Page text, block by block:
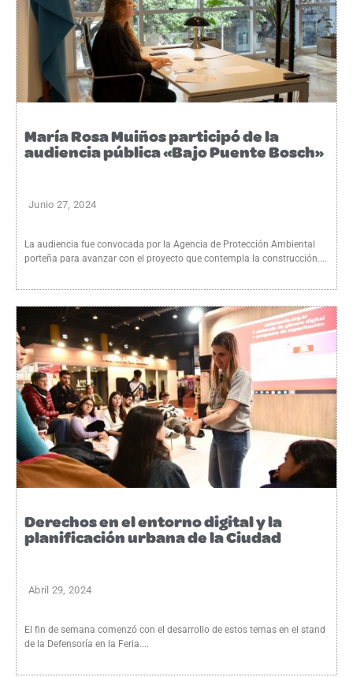
María Rosa Muiños participó de la
audiencia pública «Bajo Puente Bosch»
Junio 27, 2024
La audiencia fue convocada por la Agencia de Protección Ambiental
porteña para avanzar con el proyecto que contempla la construcción....
Derechos en el entorno digital y la
planificación urbana de la Ciudad
Abril 29, 2024
El fin de semana comenzó con el desarrollo de estos temas en el stand
de la Defensoría en la Feria....